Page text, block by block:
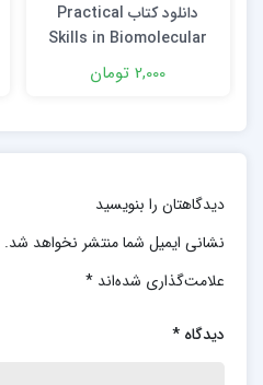
دانلود کتاب Practical
Skills in Biomolecular
Science 5th Edition
2,000 تومان
دیدگاهتان را بنویسید
نشانی ایمیل شما منتشر نخواهد شد.
علامت‌گذاری شده‌اند *
دیدگاه *